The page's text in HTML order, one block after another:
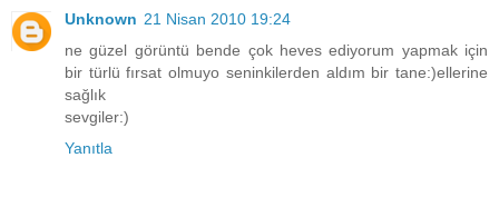
Unknown 21 Nisan 2010 19:24
ne güzel görüntü bende çok heves ediyorum yapmak için
bir türlü fırsat olmuyo seninkilerden aldım bir tane:)ellerine
sağlık
sevgiler:)
Yanıtla